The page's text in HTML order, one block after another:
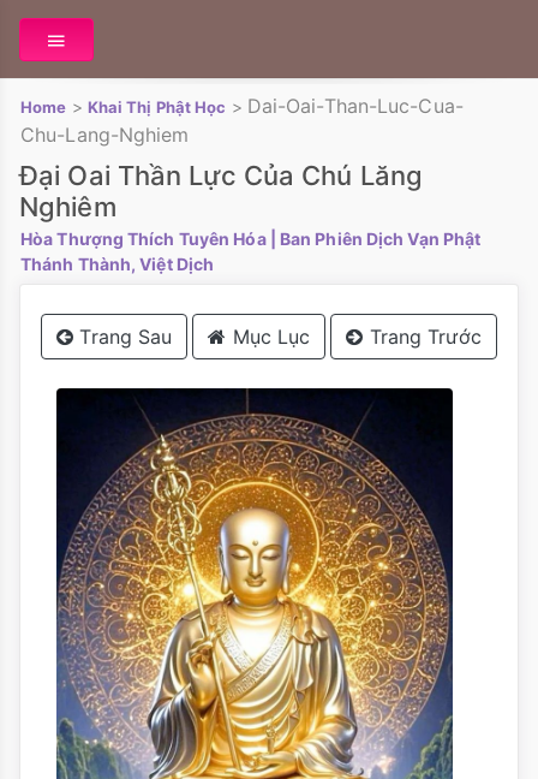
Home > Khai Thị Phật Học > Dai-Oai-Than-Luc-Cua-
Chu-Lang-Nghiem
Đại Oai Thần Lực Của Chú Lăng
Nghiêm
Hòa Thượng Thích Tuyên Hóa
| Ban Phiên Dịch Vạn Phật
Thánh Thành, Việt Dịch
Trang Sau Mục Lục Trang Trước